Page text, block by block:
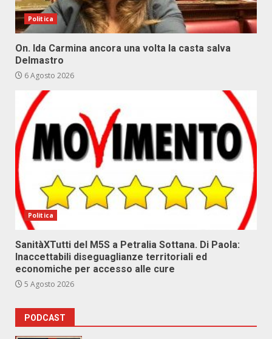
Politica
On. Ida Carmina ancora una volta la casta salva
Delmastro
6 Agosto 2026
Politica
SanitàXTutti del M5S a Petralia Sottana. Di Paola:
Inaccettabili diseguaglianze territoriali ed
economiche per accesso alle cure
5 Agosto 2026
PODCAST